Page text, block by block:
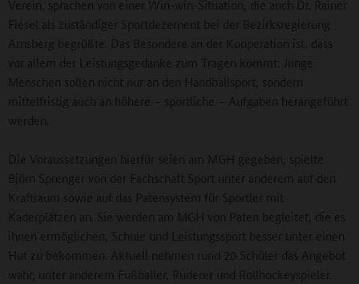
Verein, sprachen von einer Win-win-Situation, die auch Dr. Rainer
Fiesel als zuständiger Sportdezernent bei der Bezirksregierung
Arnsberg begrüßte. Das Besondere an der Kooperation ist, dass
vor allem der Leistungsgedanke zum Tragen kommt: Junge
Menschen sollen nicht nur an den Handballsport, sondern
mittelfristig auch an höhere – sportliche – Aufgaben herangeführt
werden.
Die Voraussetzungen hierfür seien am MGH gegeben, spielte
Björn Sprenger von der Fachschaft Sport unter anderem auf den
Kraftraum sowie auf das Patensystem für Sportler mit
Kaderplätzen an. Sie werden am MGH von Paten begleitet, die es
ihnen ermöglichen, Schule und Leistungssport besser unter einen
Hut zu bekommen. Aktuell nehmen rund 20 Schüler das Angebot
wahr, unter anderem Fußballer, Ruderer und Rollhockeyspieler.